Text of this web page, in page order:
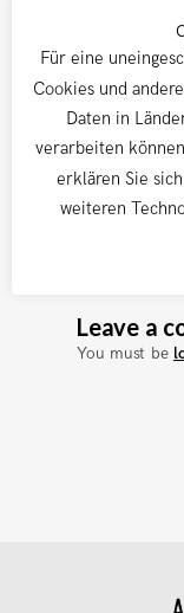
Leave a
You must be
Für eine
Cookies und
Daten in
verarbeiten
erklären Sie
weiteren